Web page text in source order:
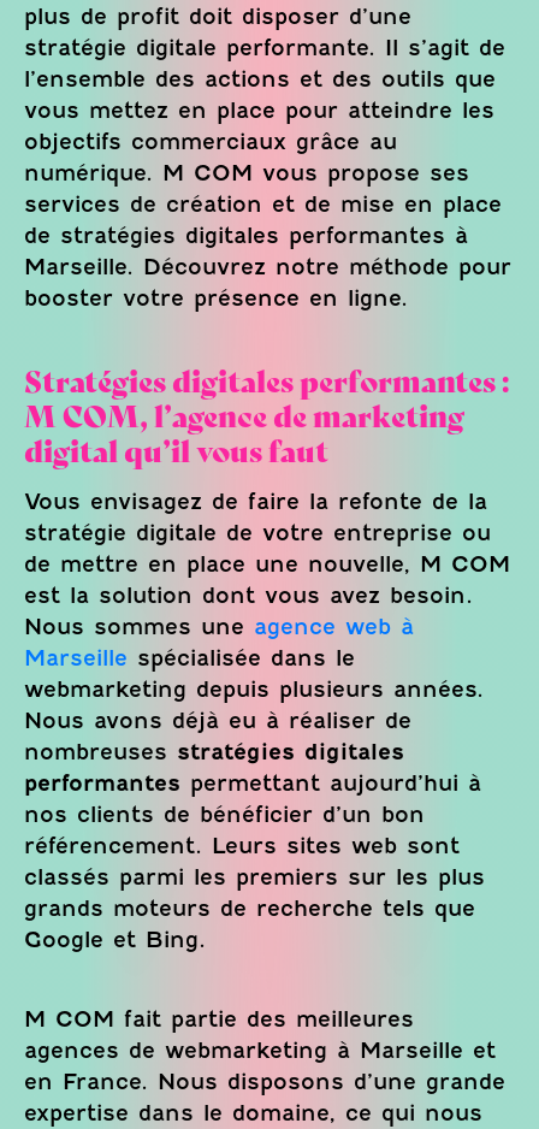
plus de profit doit disposer d’une
stratégie digitale performante. Il s’agit de
l’ensemble des actions et des outils que
vous mettez en place pour atteindre les
objectifs commerciaux grâce au
numérique. M COM vous propose ses
services de création et de mise en place
de stratégies digitales performantes à
Marseille. Découvrez notre méthode pour
booster votre présence en ligne.
Stratégies digitales performantes :
M COM, l’agence de marketing
digital qu’il vous faut
Vous envisagez de faire la refonte de la
stratégie digitale de votre entreprise ou
de mettre en place une nouvelle, M COM
est la solution dont vous avez besoin.
Nous sommes une agence web à
Marseille spécialisée dans le
webmarketing depuis plusieurs années.
Nous avons déjà eu à réaliser de
nombreuses stratégies digitales
performantes permettant aujourd’hui à
nos clients de bénéficier d’un bon
référencement. Leurs sites web sont
classés parmi les premiers sur les plus
grands moteurs de recherche tels que
Google et Bing.
M COM fait partie des meilleures
agences de webmarketing à Marseille et
en France. Nous disposons d’une grande
expertise dans le domaine, ce qui nous